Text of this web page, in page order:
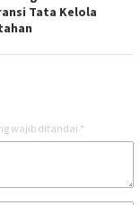
Tata Kelola
wajib ditandai *